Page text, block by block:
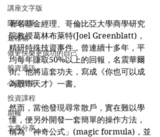
講座文字版
隊長隨筆
送禮物
做更快樂更成功的自己
投資通訊
心靈雞湯
投資課程
期權
文章分享
著名基金經理、哥倫比亞大學商學研究
院教授葛林布萊特(Joel Greenblatt)，
精研特殊技資事件，曾連續十多年，平
均每年賺取50%以上的回報，名震華爾
街。他將這套功夫，寫成《你也可以成
為股市天才》一書。
然而，當他發現尋常散戶，實在難以學
懂，便另外開發一套簡單的操作方法，
稱為「神奇公式」(magic formula)，並